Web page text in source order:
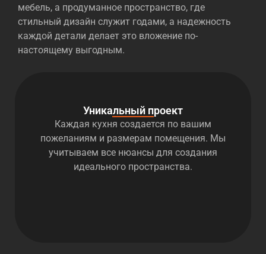
мебель, а продуманное пространство, где
стильный дизайн служит годами, а надежность
каждой детали делает это вложение по-
настоящему выгодным.
Уникальный проект
Каждая кухня создается по вашим
пожеланиям и размерам помещения. Мы
учитываем все нюансы для создания
идеального пространства.